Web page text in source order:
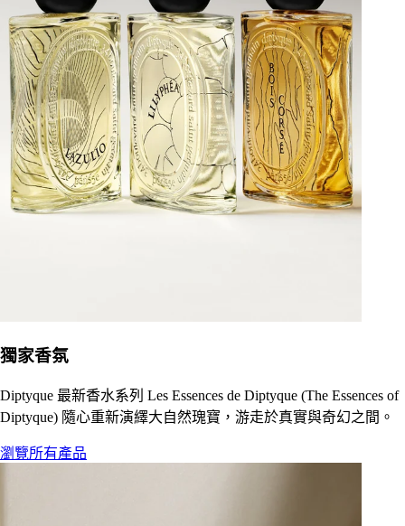
獨家香氛
Diptyque 最新香水系列 Les Essences de Diptyque (The Essences of
Diptyque) 隨心重新演繹大自然瑰寶，游走於真實與奇幻之間。
瀏覽所有產品